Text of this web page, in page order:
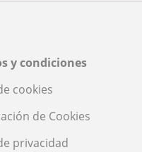
y condiciones
cookies
de Cookies
privacidad